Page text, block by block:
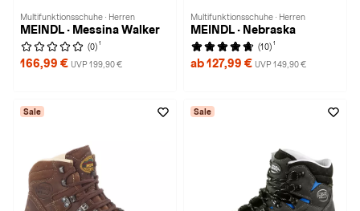
Multifunktionsschuhe · Herren
MEINDL · Messina Walker
(0) 1
166,99 € UVP 199,90 €
Multifunktionsschuhe · Herren
MEINDL · Nebraska
(10) 1
ab 127,99 € UVP 149,90 €
Sale Sale